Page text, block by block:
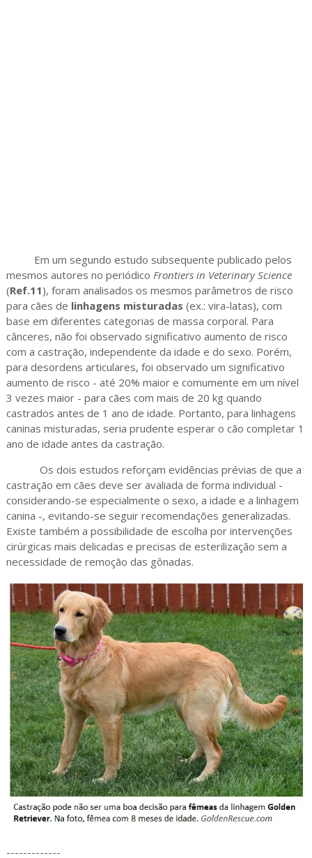
Em um segundo estudo subsequente publicado pelos
mesmos autores no periódico Frontiers in Veterinary Science
(Ref.11), foram analisados os mesmos parâmetros de risco
para cães de linhagens misturadas (ex.: vira-latas), com
base em diferentes categorias de massa corporal. Para
cânceres, não foi observado significativo aumento de risco
com a castração, independente da idade e do sexo. Porém,
para desordens articulares, foi observado um significativo
aumento de risco - até 20% maior e comumente em um nível
3 vezes maior - para cães com mais de 20 kg quando
castrados antes de 1 ano de idade. Portanto, para linhagens
caninas misturadas, seria prudente esperar o cão completar 1
ano de idade antes da castração.
Os dois estudos reforçam evidências prévias de que a
castração em cães deve ser avaliada de forma individual -
considerando-se especialmente o sexo, a idade e a linhagem
canina -, evitando-se seguir recomendações generalizadas.
Existe também a possibilidade de escolha por intervenções
cirúrgicas mais delicadas e precisas de esterilização sem a
necessidade de remoção das gônadas.
-------------